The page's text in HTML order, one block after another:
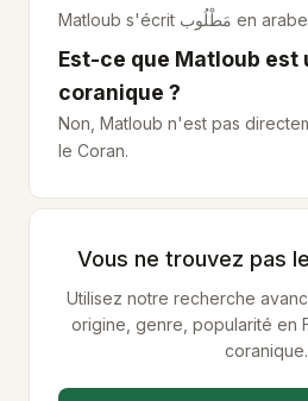
Matloub s'écrit مَطْلُوب en
Est-ce que Matloub est
coranique ?
Non, Matloub n'est pas
le Coran.
Vous ne trouvez pas
Utilisez notre recherche
origine, genre, popularité en
coranique.